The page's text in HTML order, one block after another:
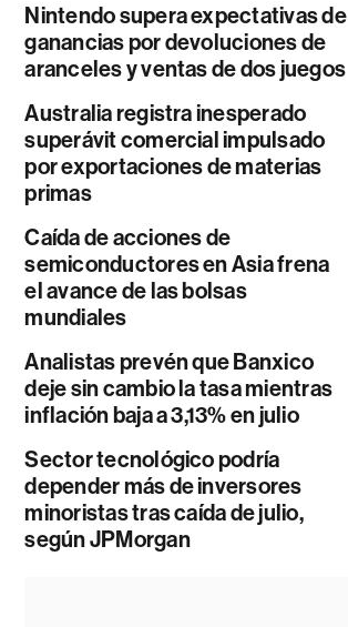
Nintendo supera expectativas de
ganancias por devoluciones de
aranceles y ventas de dos juegos
Australia registra inesperado
superávit comercial impulsado
por exportaciones de materias
primas
Caída de acciones de
semiconductores en Asia frena
el avance de las bolsas
mundiales
Analistas prevén que Banxico
deje sin cambio la tasa mientras
inflación baja a 3,13% en julio
Sector tecnológico podría
depender más de inversores
minoristas tras caída de julio,
según JPMorgan